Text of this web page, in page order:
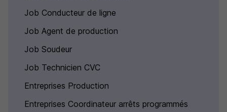
Job Conducteur de ligne
Job Agent de production
Job Soudeur
Job Technicien CVC
Entreprises Production
Entreprises Coordinateur arrêts programmés